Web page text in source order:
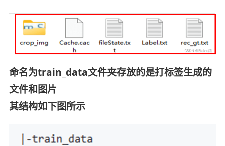
命名为train_data文件夹存放的是打标签生成的
文件和图片
其结构如下图所示